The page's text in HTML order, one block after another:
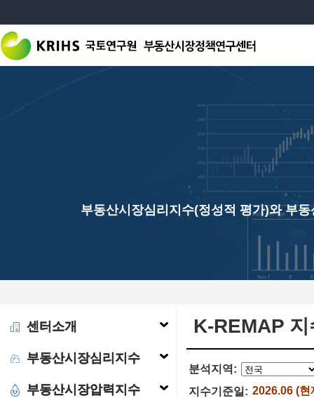
부동산시장심리지수(정성적 평가)와 부
센터소개
부동산시장심리지수
부동산시장압력지수
K-REMAP 지
분석지역:
지수기준일: 2026.06 (현